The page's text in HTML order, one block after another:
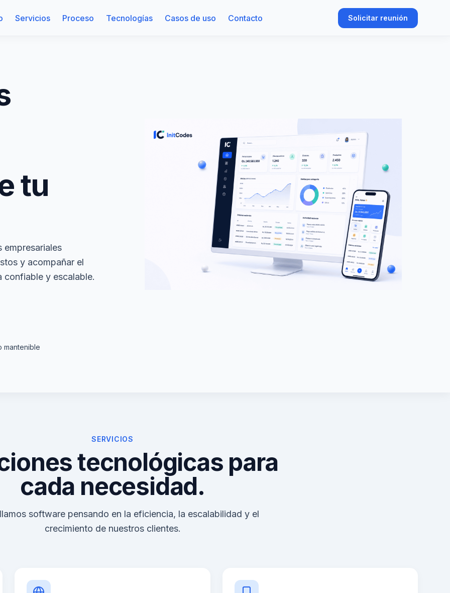
Servicios Proceso Tecnologías Casos de uso Contacto Solicitar reunión
tu
empresariales
y acompañar el
confiable y escalable.
mantenible
SERVICIOS
tecnológicas para
cada necesidad.
software pensando en la eficiencia, la escalabilidad y el
crecimiento de nuestros clientes.